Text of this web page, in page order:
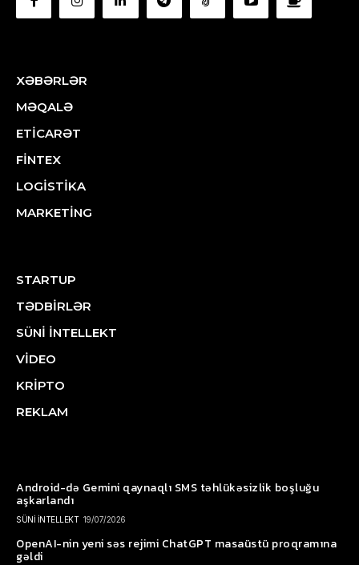
XƏBƏRLƏR
MƏQALƏ
ETİCARƏT
FİNTEX
LOGİSTİKA
MARKETİNG
STARTUP
TƏDBİRLƏR
SÜNİ İNTELLEKT
VİDEO
KRİPTO
REKLAM
Android-də Gemini qaynaqlı SMS təhlükəsizlik boşluğu
aşkarlandı
SÜNİ İNTELLEKT 19/07/2026
OpenAI-nin yeni səs rejimi ChatGPT masaüstü proqramına
gəldi